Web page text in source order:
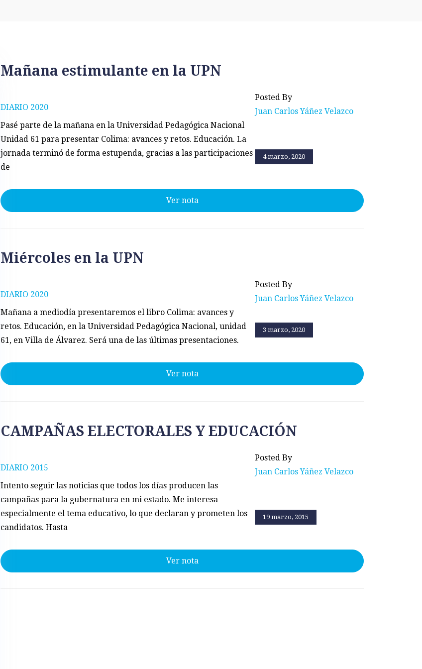
DIARIO 2020
Mañana estimulante en la UPN
4 marzo, 2020
Posted By
Juan Carlos Yáñez Velazco
Pasé parte de la mañana en la Universidad Pedagógica Nacional
Unidad 61 para presentar Colima: avances y retos. Educación. La
jornada terminó de forma estupenda, gracias a las participaciones
de
Ver nota
DIARIO 2020
Miércoles en la UPN
3 marzo, 2020
Posted By
Juan Carlos Yáñez Velazco
Mañana a mediodía presentaremos el libro Colima: avances y
retos. Educación, en la Universidad Pedagógica Nacional, unidad
61, en Villa de Álvarez. Será una de las últimas presentaciones.
Ver nota
DIARIO 2015
CAMPAÑAS ELECTORALES Y EDUCACIÓN
19 marzo, 2015
Posted By
Juan Carlos Yáñez Velazco
Intento seguir las noticias que todos los días producen las
campañas para la gubernatura en mi estado. Me interesa
especialmente el tema educativo, lo que declaran y prometen los
candidatos. Hasta
Ver nota